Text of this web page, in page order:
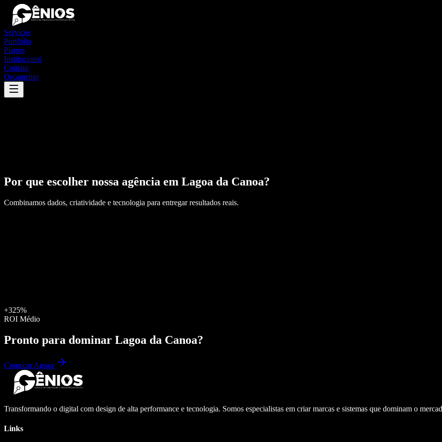
Serviços
Portfólio
Planos
Institucional
Contato
Orçamento
Por que escolher nossa agência em Lagoa da Canoa?
Combinamos dados, criatividade e tecnologia para entregar resultados reais.
+325%
ROI Médio
Pronto para dominar Lagoa da Canoa?
Começar Agora
Transformando o digital com design de alta performance e tecnologia. Somos especialistas em criar marcas e sistemas que dominam o
Links